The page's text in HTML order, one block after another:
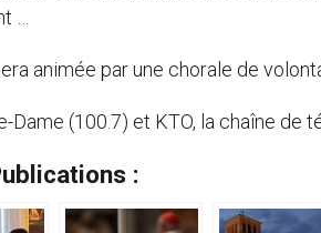
…
animée par une chorale de
Dame (100.7) et KTO, la chaîne
: